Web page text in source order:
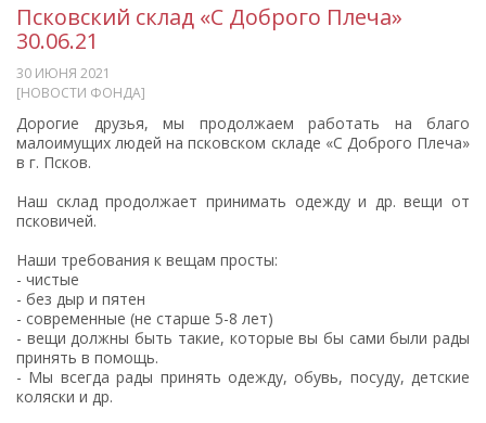
Псковский склад «С Доброго Плеча»
30.06.21
30 ИЮНЯ 2021
[НОВОСТИ ФОНДА]
Дорогие друзья, мы продолжаем работать на благо
малоимущих людей на псковском складе «С Доброго Плеча»
в г. Псков.
Наш склад продолжает принимать одежду и др. вещи от
псковичей.
Наши требования к вещам просты:
- чистые
- без дыр и пятен
- современные (не старше 5-8 лет)
- вещи должны быть такие, которые вы бы сами были рады
принять в помощь.
- Мы всегда рады принять одежду, обувь, посуду, детские
коляски и др.